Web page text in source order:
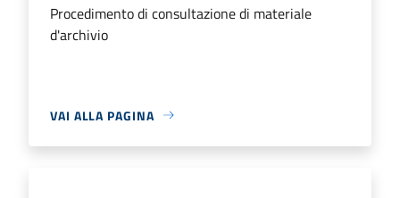
Procedimento di consultazione di materiale
d'archivio
VAI ALLA PAGINA